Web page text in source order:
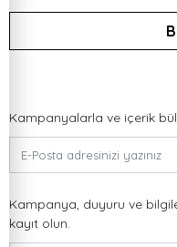
Kampanyalarla ve içerik
Kampanya, duyuru ve
kayıt olun.